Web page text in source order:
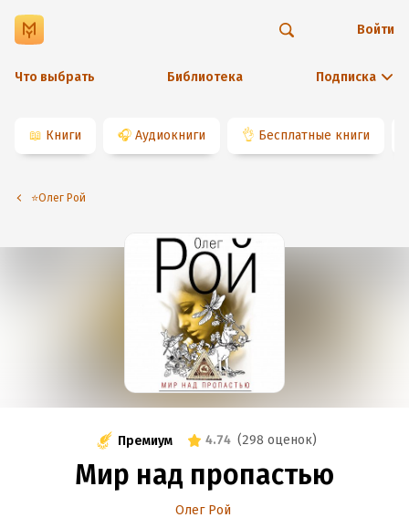
Что выбрать Библиотека Подписка
Войти
📖 Книги 🎧 Аудиокниги 👌 Бесплатные книги
⭐️Олег Рой
Премиум 4.74 (298 оценок)
Мир над пропастью
Олег Рой